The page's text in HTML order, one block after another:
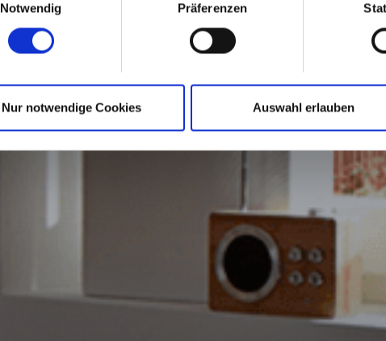
Notwendig
Präferenzen
Nur notwendige Cookies Auswahl erlauben